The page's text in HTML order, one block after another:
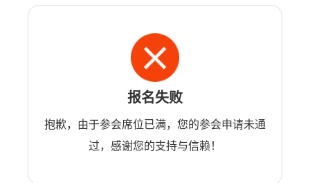
报名失败
抱歉，由于参会席位已满，您的参会申请未通
过，感谢您的支持与信赖！